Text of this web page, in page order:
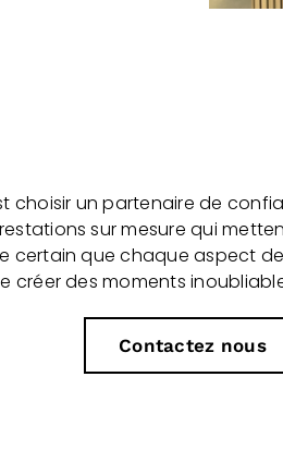
choisir un partenaire de
sur mesure qui
certain que chaque aspect
créer des moments
Contactez nous